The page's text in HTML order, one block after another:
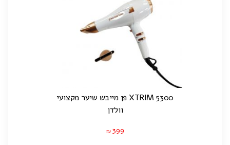
XTRIM 5300 פן מייבש שיער מקצועי
וולדן
₪ 399